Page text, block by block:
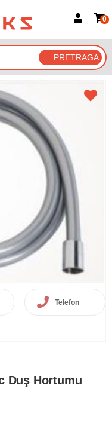
se Google nalogom
0
Telefon
Duş Hortumu